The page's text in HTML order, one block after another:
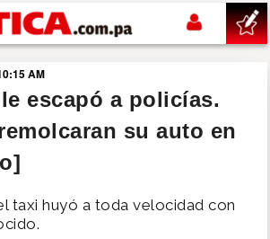
principal
AM
escapó a policías.
su auto en
taxi huyó a toda velocidad con